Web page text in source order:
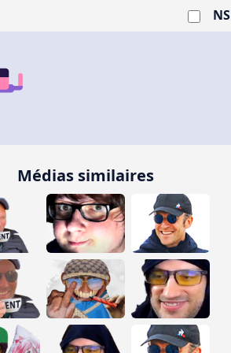
Médias similaires